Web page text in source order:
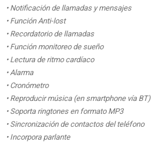
• Notificación de llamadas y mensajes
• Función Anti-lost
• Recordatorio de llamadas
• Función monitoreo de sueño
• Lectura de ritmo cardíaco
• Alarma
• Cronómetro
• Reproducir música (en smartphone vía BT)
• Soporta ringtones en formato MP3
• Sincronización de contactos del teléfono
• Incorpora parlante